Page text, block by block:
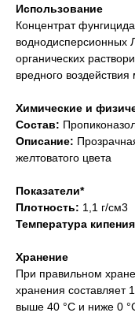
Использование
Концентрат
воднодисперсионных
органических
вредного воздействия
Химические и
Состав:
Описание:
желтоватого цвета
Показатели*
Плотность: 1,1 г/см3
Температура
Хранение
При правильном
хранения составляет
выше 40 °С и ниже 0